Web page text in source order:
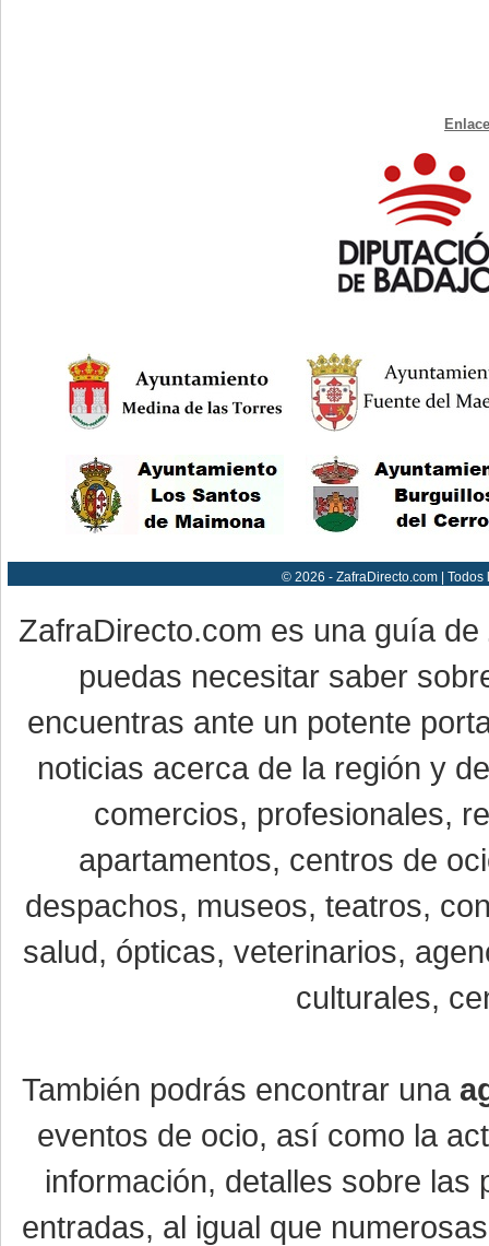
© 2026 - ZafraDirecto.com |
ZafraDirecto.com es una guía de
puedas necesitar saber
encuentras ante un potente
noticias acerca de la región y
comercios, profesionales,
apartamentos, centros de
despachos, museos, teatros,
salud, ópticas, veterinarios,
culturales,
También podrás encontrar una
eventos de ocio, así como la
información, detalles sobre
entradas, al igual que